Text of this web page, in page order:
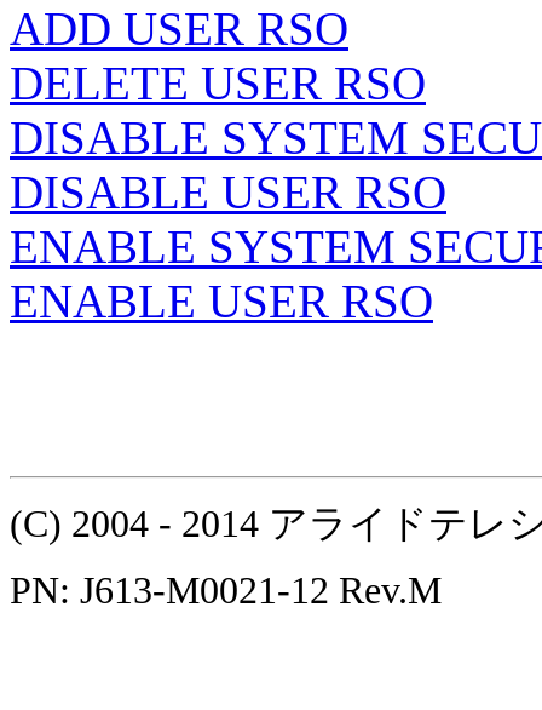
ADD USER RSO
DELETE USER RSO
DISABLE SYSTEM
DISABLE USER RSO
ENABLE SYSTEM
ENABLE USER RSO
(C) 2004 - 2014 アライドテ
PN: J613-M0021-12 Rev.M